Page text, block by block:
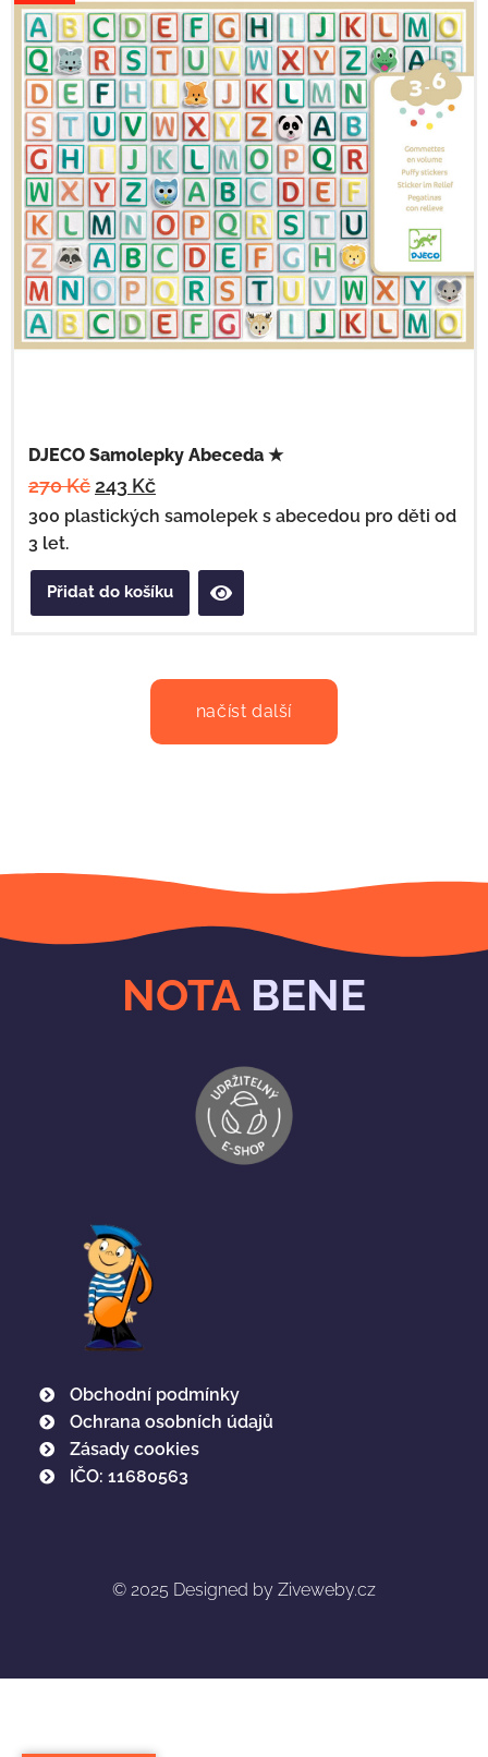
DJECO Samolepky Abeceda ★
270Kč 243 Kč
300 plastických samolepek s abecedou pro děti od
3 let.
Přidat do košíku
načíst další
NOTA BENE
Obchodní podmínky
Ochrana osobních údajů
Zásady cookies
IČO: 11680563
© 2025 Designed by Ziveweby.cz